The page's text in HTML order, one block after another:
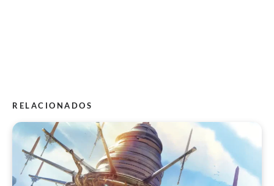
RELACIONADOS